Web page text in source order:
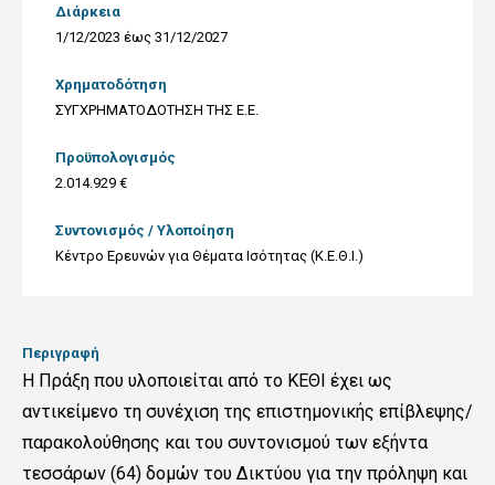
Διάρκεια
1/12/2023 έως 31/12/2027
Χρηματοδότηση
ΣΥΓΧΡΗΜΑΤΟΔΟΤΗΣΗ ΤΗΣ Ε.Ε.
Προϋπολογισμός
2.014.929 €
Συντονισμός / Υλοποίηση
Κέντρο Ερευνών για Θέματα Ισότητας (Κ.Ε.Θ.Ι.)
Περιγραφή
Η Πράξη που υλοποιείται από το ΚΕΘΙ έχει ως
αντικείμενο τη συνέχιση της επιστημονικής επίβλεψης/
παρακολούθησης και του συντονισμού των εξήντα
τεσσάρων (64) δομών του Δικτύου για την πρόληψη και